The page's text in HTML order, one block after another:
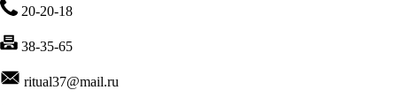
20-20-18
38-35-65
ritual37@mail.ru